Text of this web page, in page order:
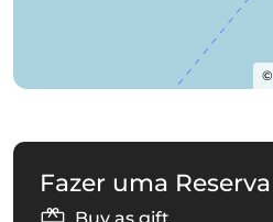
©
Fazer uma Reserva